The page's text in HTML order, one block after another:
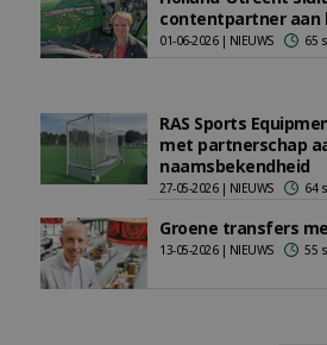
contentpartner aan
01-06-2026 | NIEUWS 65
RAS Sports
met partnerschap
naamsbekendheid
27-05-2026 | NIEUWS 64
Groene transfers
13-05-2026 | NIEUWS 55